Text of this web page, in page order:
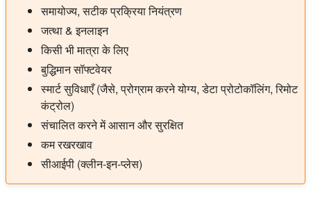
समायोज्य, सटीक प्रक्रिया नियंत्रण
जत्था & इनलाइन
किसी भी मात्रा के लिए
बुद्धिमान सॉफ्टवेयर
स्मार्ट सुविधाएँ (जैसे, प्रोग्राम करने योग्य, डेटा प्रोटोकॉलिंग, रिमोट
कंट्रोल)
संचालित करने में आसान और सुरक्षित
कम रखरखाव
सीआईपी (क्लीन-इन-प्लेस)